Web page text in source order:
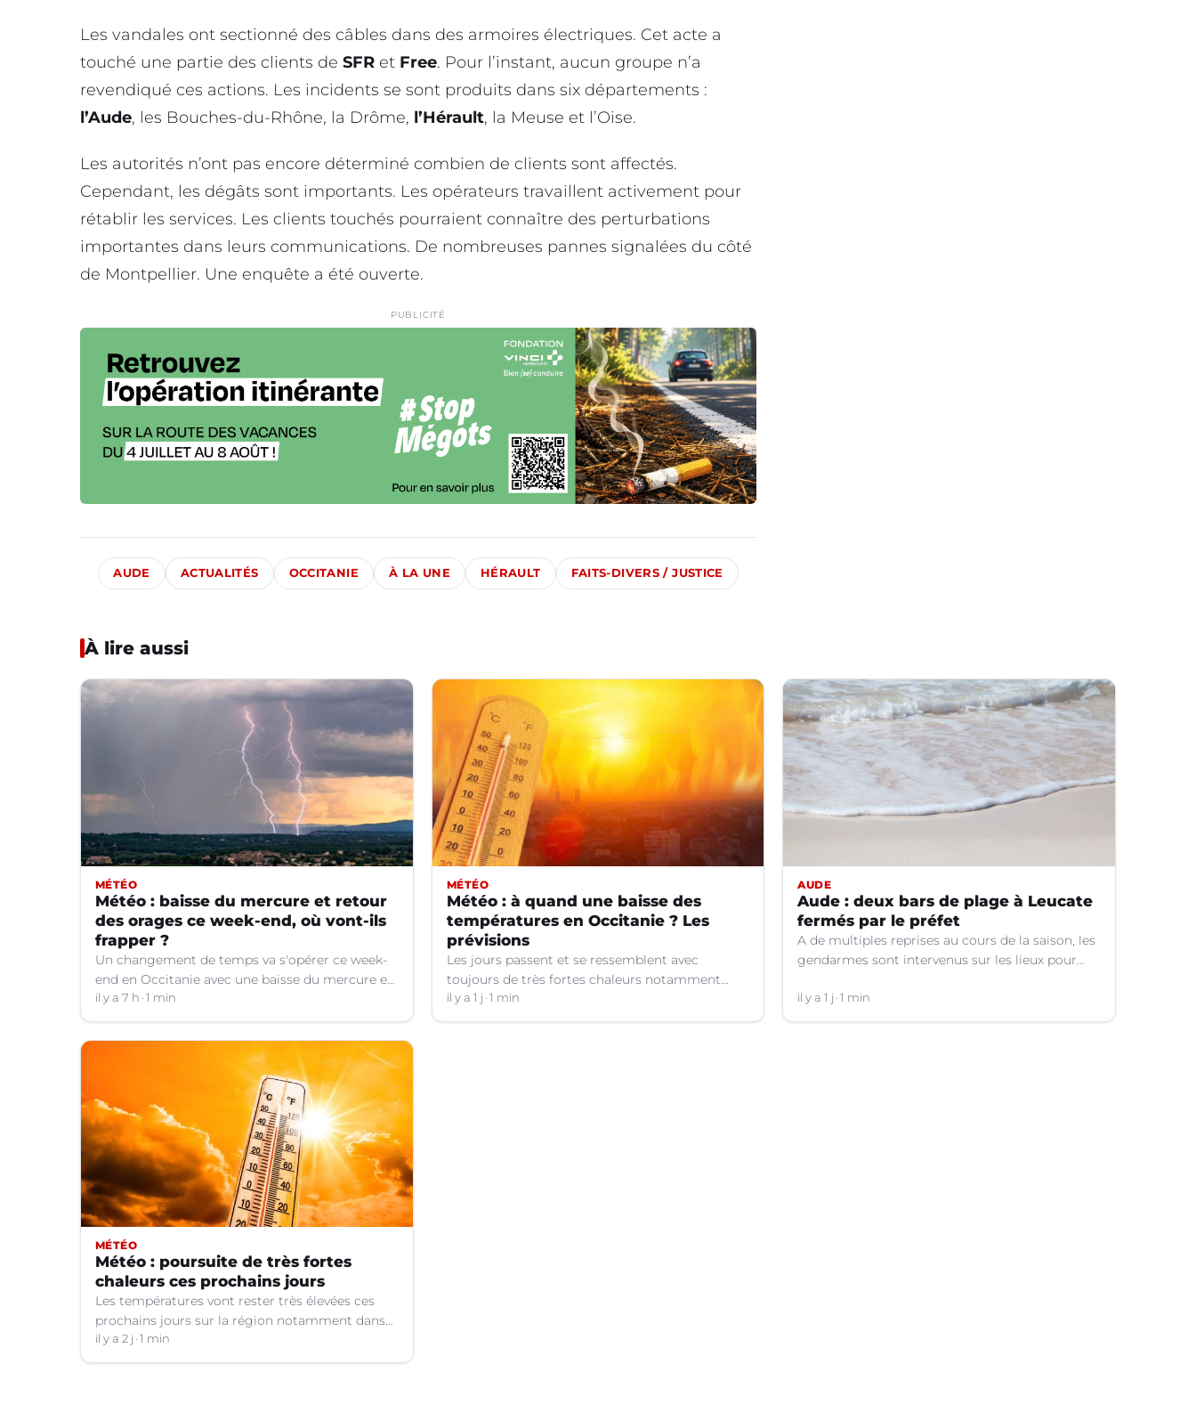
Les vandales ont sectionné des câbles dans des armoires électriques. Cet acte a
touché une partie des clients de SFR et Free. Pour l’instant, aucun groupe n’a
revendiqué ces actions. Les incidents se sont produits dans six départements :
l’Aude, les Bouches-du-Rhône, la Drôme, l’Hérault, la Meuse et l’Oise.
Les autorités n’ont pas encore déterminé combien de clients sont affectés.
Cependant, les dégâts sont importants. Les opérateurs travaillent activement pour
rétablir les services. Les clients touchés pourraient connaître des perturbations
importantes dans leurs communications. De nombreuses pannes signalées du côté
de Montpellier. Une enquête a été ouverte.
PUBLICITÉ
AUDE ACTUALITÉS OCCITANIE À LA UNE HÉRAULT FAITS-DIVERS / JUSTICE
À lire aussi
MÉTÉO
Météo : baisse du mercure et retour
des orages ce week-end, où vont-ils
frapper ?
Un changement de temps va s'opérer ce week-
end en Occitanie avec une baisse du mercure et
le retour d'orages dans certains départements.
il y a 7 h 1 min
MÉTÉO
Météo : à quand une baisse des
températures en Occitanie ? Les
prévisions
Les jours passent et se ressemblent avec
toujours de très fortes chaleurs notamment
dans le Languedoc. Jusqu’à quand ?
il y a 1 j 1 min
AUDE
Aude : deux bars de plage à Leucate
fermés par le préfet
A de multiples reprises au cours de la saison, les
gendarmes sont intervenus sur les lieux pour
d'alcool, de rixes, de tapage, de stationnement...
il y a 1 j 1 min
MÉTÉO
Météo : poursuite de très fortes
chaleurs ces prochains jours
Les températures vont rester très élevées ces
prochains jours sur la région notamment dans
le Languedoc.
il y a 2 j 1 min